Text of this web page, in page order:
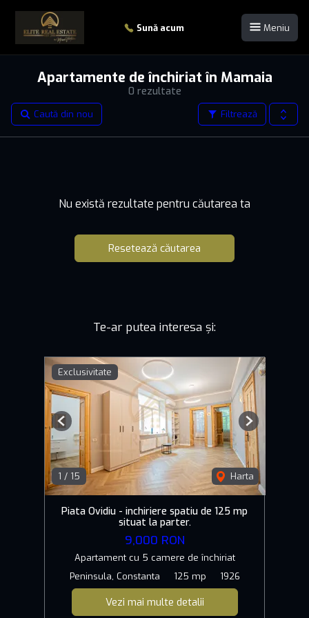
Sună acum Meniu
0 rezultate
Apartamente de închiriat în Mamaia
Filtrează
Caută din nou
Nu există rezultate pentru căutarea ta
Resetează căutarea
Te-ar putea interesa și:
Exclusivitate
1 / 15 Harta
Previous Next
Piata Ovidiu - inchiriere spatiu de 125 mp
situat la parter.
9,000 RON
Apartament cu 5 camere de închiriat
Peninsula, Constanta
125 mp 1926
Vezi mai multe detalii